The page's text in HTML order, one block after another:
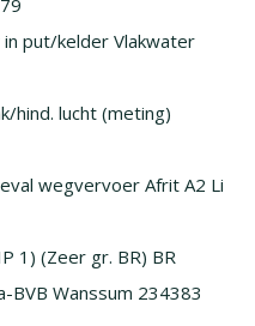
put/kelder Vlakwater
hind. lucht (meting)
wegvervoer Afrit A2 Li
1) (Zeer gr. BR) BR
BVB Wanssum 234383